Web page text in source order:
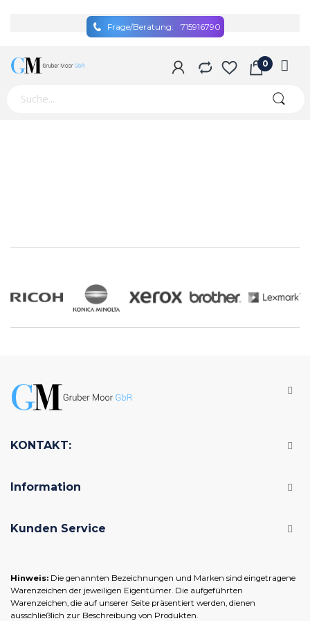
Frage/Beratung: 715916790
KONTAKT:
Information
Kunden Service
Hinweis: Die genannten Bezeichnungen und Marken sind eingetragene
Warenzeichen der jeweiligen Eigentümer. Die aufgeführten
Warenzeichen, die auf unserer Seite präsentiert werden, dienen
ausschließlich zur Beschreibung von Produkten.